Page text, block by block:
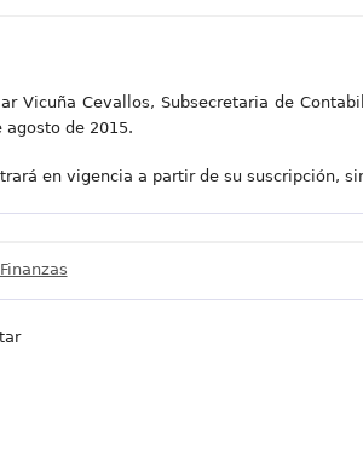
Vicuña Cevallos, Subsecretaria de
agosto de 2015.
en vigencia a partir de su suscripción,